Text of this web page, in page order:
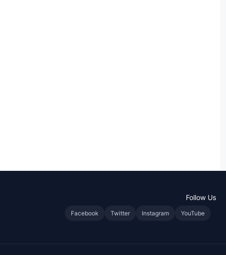
Follow Us
Facebook Twitter Instagram YouTube